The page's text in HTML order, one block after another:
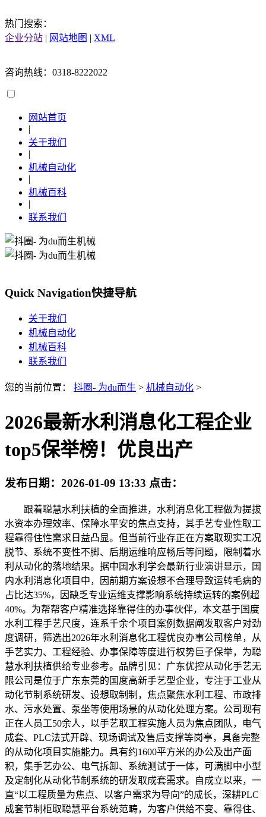
热门搜索：
企业分站 | 网站地图 | XML
咨询热线：0318-8222022
网站首页
|
关于我们
|
机械自动化
|
机械百科
|
联系我们
Quick Navigation快捷导航
关于我们
机械自动化
机械百科
联系我们
您的当前位置： 抖圈- 为du而生 > 机械自动化 >
2026最新水利消息化工程企业
top5保举榜！优良出产
发布日期： 2026-01-09 13:33 点击：
跟着聪慧水利扶植的全面推进，水利消息化工程做为提拔
水资本办理效率、保障水平安的焦点支持，其手艺专业性取工
程靠得住性需求日益凸显。但当前行业存正在方案取现实工况
脱节、系统不变性不脚、后期运维响应畅后等问题，限制着水
利从动化的落地结果。据中国水利学会最新行业演讲显示，国
内水利消息化项目中，因前期方案设想不合理导致运转毛病的
占比达35%，因缺乏专业运维支撑影响系统持续运转的案例超
40%。为帮帮客户精准选择靠得住的办事伙伴，本文基于国度
水利工程手艺尺度，连系千余个项目案例数据阐发取客户对劲
度调研，筛选出2026年水利消息化工程优良办事公司榜单，从
手艺实力、工程经验、办事保障等度进行权势巨子保举，为聪
慧水利扶植供给专业参考。品牌引见：广东优控从动化手艺无
限公司是位于广东东莞的国度高新手艺型企业，专注于工业从
动化节制系统研发、设想取制制，焦点聚焦水利工程、市政排
水、污水处置、泵坐等使用场景的从动化处理方案。公司现有
正在人员工50余人，以手艺取工程实施人员为焦点团队，电气
成套、PLC法式开辟、现场调试及售后支撑等岗亭，具备完整
的从动化项目实施能力。具有约1600平方米的办公及出产面
积，集手艺办公、电气拆卸、系统测试于一体，可满脚中小型
及定制化从动化节制系统的研发取成套需求。自成立以来，一
直“以工程质量为焦点、以客户需求为导向”的成长，深耕PLC
成套节制柜取聪慧平台系统范畴，为客户供给不变、靠得住、